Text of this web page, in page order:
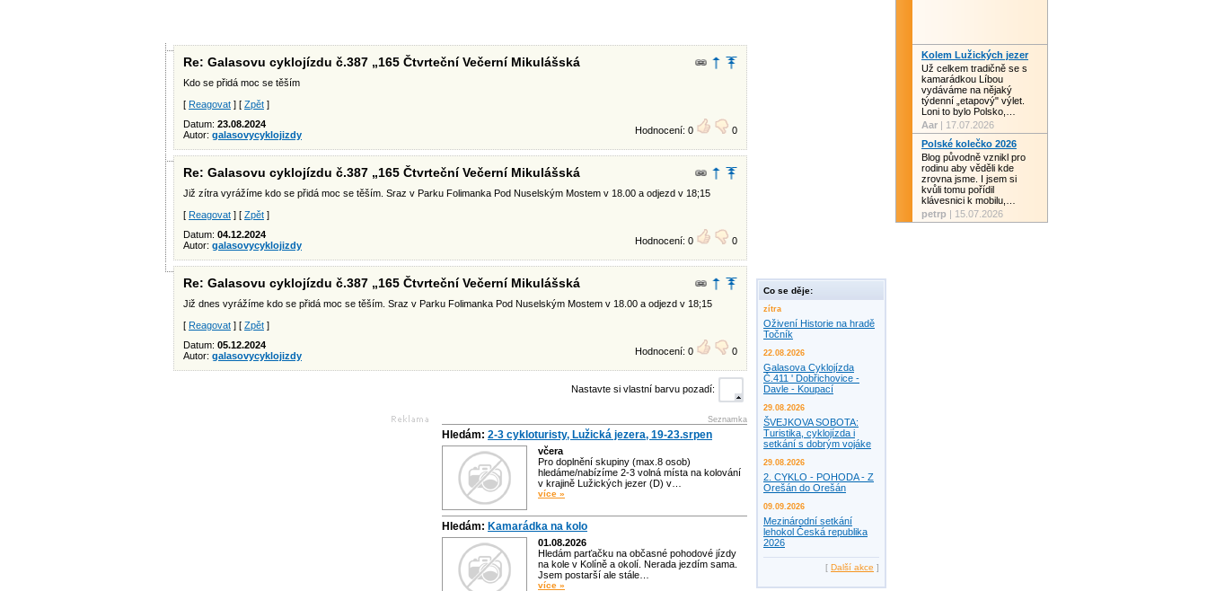
Re: Galasovu cyklojízdu č.387 „165 Čtvrteční Večerní Mikulášská
Kdo se přidá moc se těším
[ Reagovat ] [ Zpět ]
Datum: 23.08.2024
Autor: galasovycyklojizdy Hodnocení: 0 0
Re: Galasovu cyklojízdu č.387 „165 Čtvrteční Večerní Mikulášská
Již zítra vyrážíme kdo se přidá moc se těším. Sraz v Parku Folimanka Pod Nuselským Mostem v 18.00 a odjezd v 18;15
[ Reagovat ] [ Zpět ]
Datum: 04.12.2024
Autor: galasovycyklojizdy Hodnocení: 0 0
Re: Galasovu cyklojízdu č.387 „165 Čtvrteční Večerní Mikulášská
Již dnes vyrážíme kdo se přidá moc se těším. Sraz v Parku Folimanka Pod Nuselským Mostem v 18.00 a odjezd v 18;15
[ Reagovat ] [ Zpět ]
Datum: 05.12.2024
Autor: galasovycyklojizdy Hodnocení: 0 0
Nastavte si vlastní barvu pozadí:
Seznamka
Hledám: 2-3 cykloturisty, Lužická jezera, 19-23.srpen
včera
Pro doplnění skupiny (max.8 osob)
hledáme/nabízíme 2-3 volná místa na kolování
v krajině Lužických jezer (D) v…
více »
Hledám: Kamarádka na kolo
01.08.2026
Hledám parťačku na občasné pohodové jízdy
na kole v Kolíně a okolí. Nerada jezdím sama.
Jsem postarší ale stále…
více »
Co se děje:
zítra
Oživení Historie na hradě
Točník
22.08.2026
Galasova Cyklojízda
Č.411 ' Dobřichovice -
Davle - Koupací
29.08.2026
ŠVEJKOVA SOBOTA:
Turistika, cyklojízda i
setkání s dobrým vojáke
29.08.2026
2. CYKLO - POHODA - Z
Orešán do Orešán
09.09.2026
Mezinárodní setkání
lehokol Česká republika
2026
[ Další akce ]
Kolem Lužických jezer
Už celkem tradičně se s
kamarádkou Líbou
vydáváme na nějaký
týdenní „etapový" výlet.
Loni to bylo Polsko,…
Aar | 17.07.2026
Polské kolečko 2026
Blog původně vznikl pro
rodinu aby věděli kde
zrovna jsme. I jsem si
kvůli tomu pořídil
klávesnici k mobilu,…
petrp | 15.07.2026